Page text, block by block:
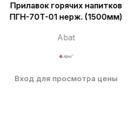
Прилавок горячих напитков
ПГН-70Т-01 нерж. (1500мм)
Abat
Вход для просмотра цены